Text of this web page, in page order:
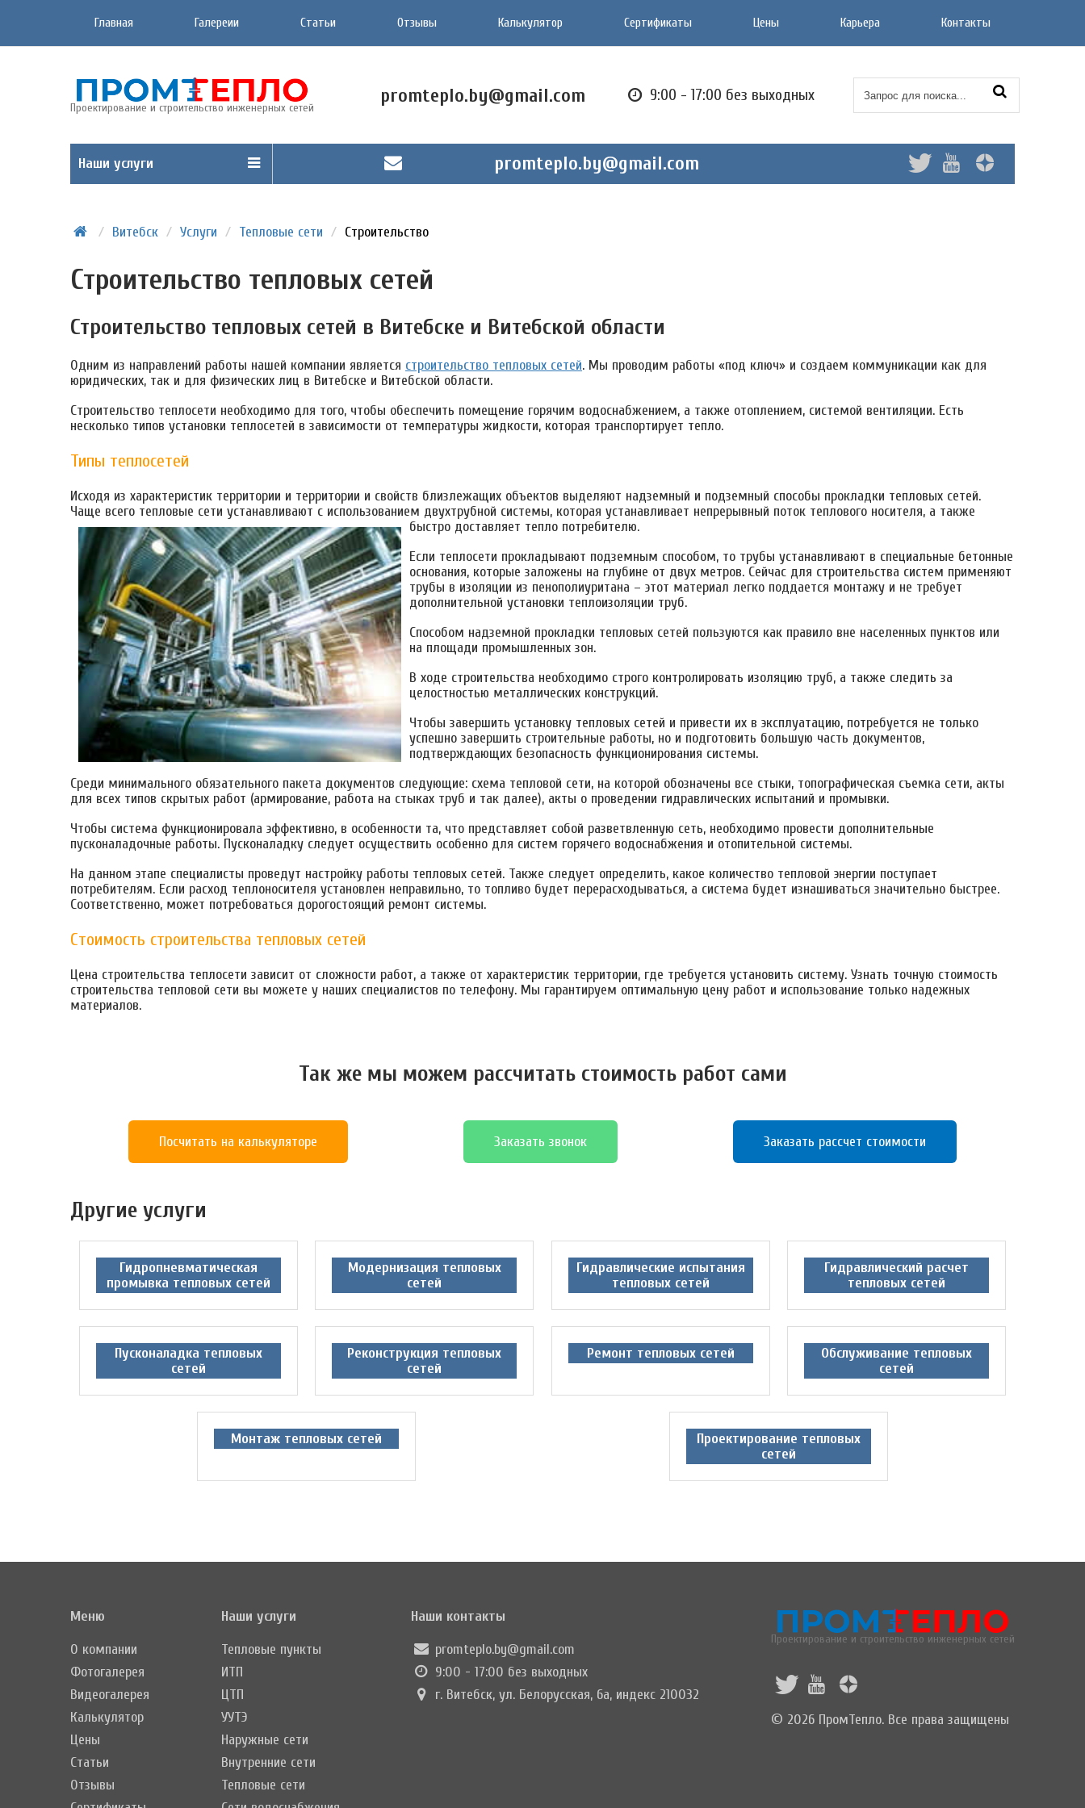
Главная Галереии Статьи Отзывы Калькулятор Сертификаты Цены Карьера Контакты
Проектирование и строительство инженерных сетей
promteplo.by@gmail.com 9:00 - 17:00 без выходных
Наши услуги promteplo.by@gmail.com
/ Витебск / Услуги / Тепловые сети / Строительство
Строительство тепловых сетей
Строительство тепловых сетей в Витебске и Витебской области
Одним из направлений работы нашей компании является строительство тепловых сетей. Мы проводим работы «под ключ» и создаем коммуникации как для
юридических, так и для физических лиц в Витебске и Витебской области.
Строительство теплосети необходимо для того, чтобы обеспечить помещение горячим водоснабжением, а также отоплением, системой вентиляции. Есть
несколько типов установки теплосетей в зависимости от температуры жидкости, которая транспортирует тепло.
Типы теплосетей
Исходя из характеристик территории и территории и свойств близлежащих объектов выделяют надземный и подземный способы прокладки тепловых сетей.
Чаще всего тепловые сети устанавливают с использованием двухтрубной системы, которая устанавливает непрерывный поток теплового носителя, а также
быстро доставляет тепло потребителю.
Если теплосети прокладывают подземным способом, то трубы устанавливают в специальные бетонные
основания, которые заложены на глубине от двух метров. Сейчас для строительства систем применяют
трубы в изоляции из пенополиуритана – этот материал легко поддается монтажу и не требует
дополнительной установки теплоизоляции труб.
Способом надземной прокладки тепловых сетей пользуются как правило вне населенных пунктов или
на площади промышленных зон.
В ходе строительства необходимо строго контролировать изоляцию труб, а также следить за
целостностью металлических конструкций.
Чтобы завершить установку тепловых сетей и привести их в эксплуатацию, потребуется не только
успешно завершить строительные работы, но и подготовить большую часть документов,
подтверждающих безопасность функционирования системы.
Среди минимального обязательного пакета документов следующие: схема тепловой сети, на которой обозначены все стыки, топографическая съемка сети, акты
для всех типов скрытых работ (армирование, работа на стыках труб и так далее), акты о проведении гидравлических испытаний и промывки.
Чтобы система функционировала эффективно, в особенности та, что представляет собой разветвленную сеть, необходимо провести дополнительные
пусконаладочные работы. Пусконаладку следует осуществить особенно для систем горячего водоснабжения и отопительной системы.
На данном этапе специалисты проведут настройку работы тепловых сетей. Также следует определить, какое количество тепловой энергии поступает
потребителям. Если расход теплоносителя установлен неправильно, то топливо будет перерасходываться, а система будет изнашиваться значительно быстрее.
Соответственно, может потребоваться дорогостоящий ремонт системы.
Стоимость строительства тепловых сетей
Цена строительства теплосети зависит от сложности работ, а также от характеристик территории, где требуется установить систему. Узнать точную стоимость
строительства тепловой сети вы можете у наших специалистов по телефону. Мы гарантируем оптимальную цену работ и использование только надежных
материалов.
Так же мы можем расcчитать стоимость работ сами
Посчитать на калькуляторе Заказать звонок Заказать рассчет стоимости
Другие услуги
Гидропневматическая
промывка тепловых сетей
Модернизация тепловых
сетей
Гидравлические испытания
тепловых сетей
Гидравлический расчет
тепловых сетей
Пусконаладка тепловых
сетей
Реконструкция тепловых
сетей
Ремонт тепловых сетей
Обслуживание тепловых
сетей
Монтаж тепловых сетей
Проектирование тепловых
сетей
Меню
О компании
Фотогалерея
Видеогалерея
Калькулятор
Цены
Статьи
Отзывы
Наши услуги
Тепловые пункты
ИТП
ЦТП
УУТЭ
Наружные сети
Внутренние сети
Тепловые сети
Наши контакты
promteplo.by@gmail.com
9:00 - 17:00 без выходных
г. Витебск, ул. Белорусская, 6а, индекс 210032
Проектирование и строительство инженерных сетей
© 2026 ПромТепло. Все права защищены